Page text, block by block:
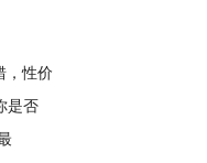
，性价
是否